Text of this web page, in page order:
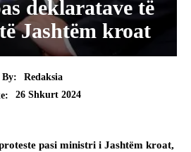
deklaratave të
Jashtëm kroat
By:
Redaksia
26 Shkurt 2024
pasi ministri i Jashtëm kroat,